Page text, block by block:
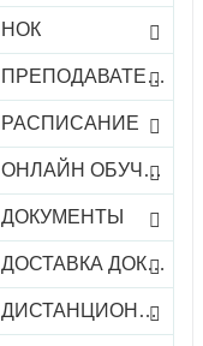
НОК
ПРЕПОДАВАТЕЛИ
РАСПИСАНИЕ
ОНЛАЙН ОБУЧЕНИЕ
ДОКУМЕНТЫ
ДОСТАВКА ДОКУМЕНТОВ
ДИСТАНЦИОННОЕ ОБУЧЕНИЕ